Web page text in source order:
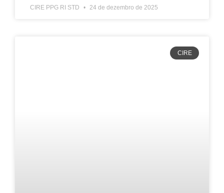
CIRE PPG RI STD 24 de dezembro de 2025
CIRE